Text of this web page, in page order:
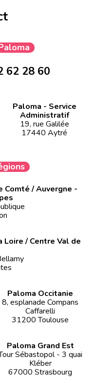
62 28 60
Paloma - Service
Administratif
19, rue Galilée
17440 Aytré
Comté / Auvergne -
Loire / Centre Val de
Paloma Occitanie
8, esplanade Compans
Caffarelli
31200 Toulouse
Paloma Grand Est
Sébastopol - 3 quai
Kléber
67000 Strasbourg